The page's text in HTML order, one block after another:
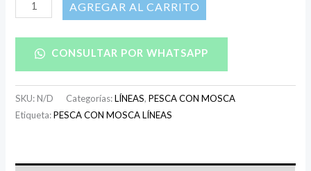
AÑADIR AL CARRITO
CONSULTAR POR WHATSAPP
SKU:N/D Categorías:LÍNEAS,PESCA CON MOSCA
Etiqueta:PESCA CON MOSCA LÍNEAS